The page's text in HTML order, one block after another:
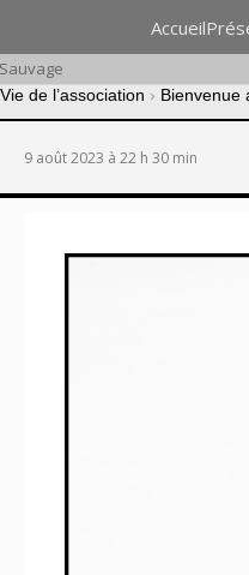
Accueil
Vie de l’association › Bienvenue
9 août 2023 à 22 h 30 min